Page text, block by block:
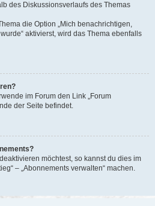
des Diskussionsverlaufs des Themas
die Option „Mich benachrichtigen,
aktivierst, wird das Thema ebenfalls
im Forum den Link „Forum
der Seite befindet.
möchtest, so kannst du dies im
– „Abonnements verwalten“ machen.